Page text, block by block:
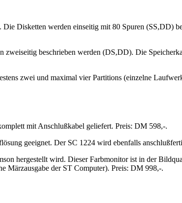
Disketten werden einseitig mit 80 Spuren (SS,DD)
beschrieben werden (DS,DD). Die
zwei und maximal vier Partitions (einzelne
mit Anschlußkabel geliefert. Preis: DM 598,-.
geeignet. Der SC 1224 wird ebenfalls
hergestellt wird. Dieser Farbmonitor ist in der
der ST Computer). Preis: DM 998,-.